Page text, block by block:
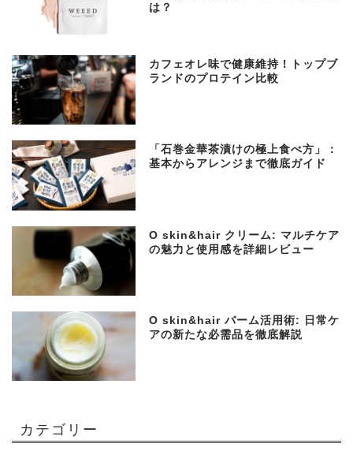
は？
カフェオレ味で健康維持！トップブ
ランドのプロテイン比較
「石巻金華茶漬けの極上食べ方」：
基本からアレンジまで徹底ガイド
O skin&hair クリーム: マルチケア
の魅力と使用感を詳細レビュー
O skin&hair バーム活用術: 日常ケ
アの新たな必需品を徹底解説
カテゴリー